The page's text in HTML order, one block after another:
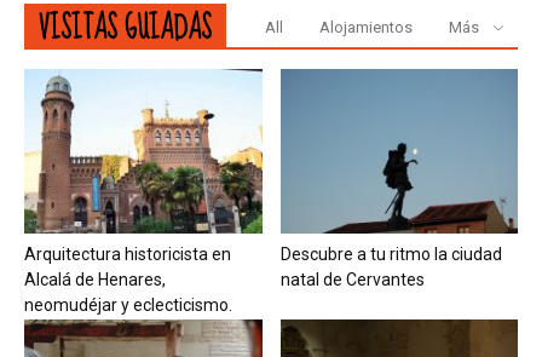
VISITAS GUIADAS All Alojamientos Más
Arquitectura historicista en
Alcalá de Henares,
neomudéjar y eclecticismo.
Descubre a tu ritmo la ciudad
natal de Cervantes